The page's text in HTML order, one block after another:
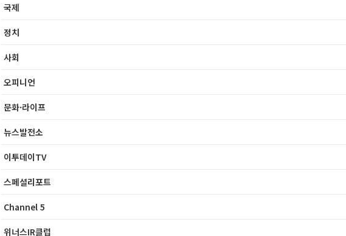
국제
정치
사회
오피니언
문화·라이프
뉴스발전소
이투데이TV
스페셜리포트
Channel 5
위너스IR클럽